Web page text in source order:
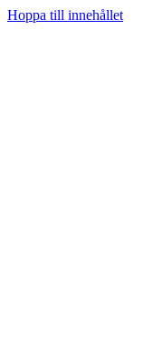
Hoppa till innehållet